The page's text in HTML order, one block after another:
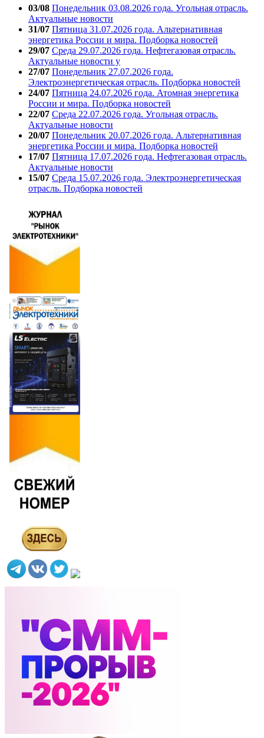
03/08 Понедельник 03.08.2026 года. Угольная отрасль.
Актуальные новости
31/07 Пятница 31.07.2026 года. Альтернативная
энергетика России и мира. Подборка новостей
29/07 Среда 29.07.2026 года. Нефтегазовая отрасль.
Актуальные новости у
27/07 Понедельник 27.07.2026 года.
Электроэнергетическая отрасль. Подборка новостей
24/07 Пятница 24.07.2026 года. Атомная энергетика
России и мира. Подборка новостей
22/07 Среда 22.07.2026 года. Угольная отрасль.
Актуальные новости
20/07 Понедельник 20.07.2026 года. Альтернативная
энергетика России и мира. Подборка новостей
17/07 Пятница 17.07.2026 года. Нефтегазовая отрасль.
Актуальные новости
15/07 Среда 15.07.2026 года. Электроэнергетическая
отрасль. Подборка новостей